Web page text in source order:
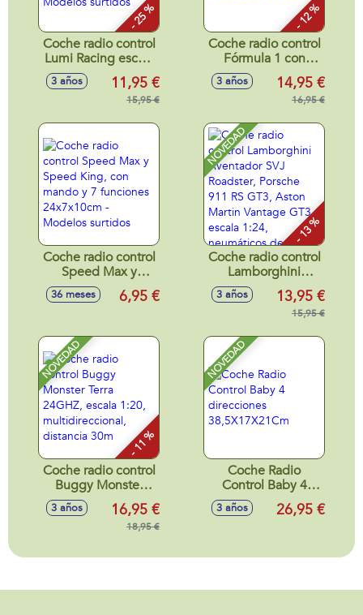
- 25 %
Coche radio control
Lumi Racing escala
1:22, con luces led,
19x8x7cm -
Modelos surtidos
3 años 11,95 €
15,95 €
- 12 %
Coche radio control
Fórmula 1 con
luces led
25x12x7cm -
Modelos surtidos
3 años 14,95 €
16,95 €
Coche radio control
Speed Max y
Speed King, con
mando y 7
Modelos surtidos
36 meses 6,95 €
NOVEDAD
- 13 %
Coche radio control
Lamborghini
Aventador SVJ
Roadster, Porsche
911 RS GT3, Aston
GT3 escala 1:24,
neumáticos de
goma, con luces -
Modelos surtidos
3 años 13,95 €
15,95 €
NOVEDAD
- 11 %
Coche radio control
Buggy Monster
Terra 24GHZ,
escala 1:20,
multidireccional,
3 años 16,95 €
18,95 €
NOVEDAD
Coche Radio
Control Baby 4
direcciones
38,5X17X21Cm
3 años 26,95 €